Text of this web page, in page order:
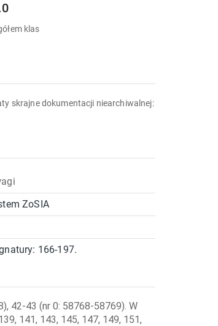
klas
skrajne dokumentacji niearchiwalnej:
ZoSIA
166-197.
42-43 (nr 0: 58768-58769). W
141, 143, 145, 147, 149, 151,